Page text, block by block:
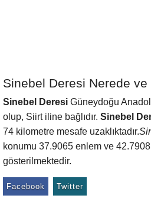
Sinebel Deresi Nerede ve
Sinebel Deresi Güneydoğu
olup, Siirt iline bağlıdır. Sinebel
74 kilometre mesafe uzaklıktadır.
konumu 37.9065 enlem ve
gösterilmektedir.
Facebook Twitter